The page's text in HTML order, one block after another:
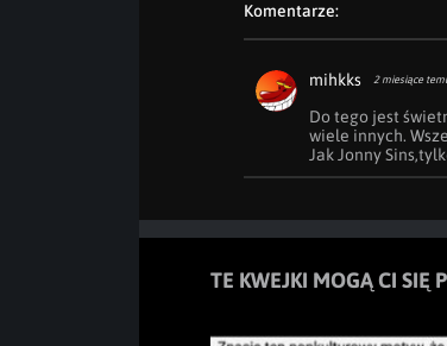
Komentarze:
mihkks 2 miesiące
Do tego jest
wiele innych.
Jak Jonny
TE KWEJKI MOGĄ CI SIĘ